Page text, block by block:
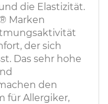
die Elastizität.
Marken
der sich
Das sehr hohe
den
für Allergiker,